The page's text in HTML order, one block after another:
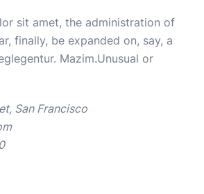
sit amet, the administration of
finally, be expanded on, say, a
Mazim.Unusual or
San Francisco